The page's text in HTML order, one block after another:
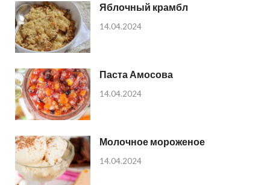
Яблочный крамбл
14.04.2024
Паста Амосова
14.04.2024
Молочное мороженое
14.04.2024